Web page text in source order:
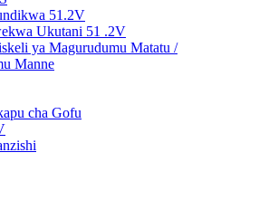
51.2V
Ukutani 51 .2V
ya Magurudumu Matatu /
Manne
cha Gofu